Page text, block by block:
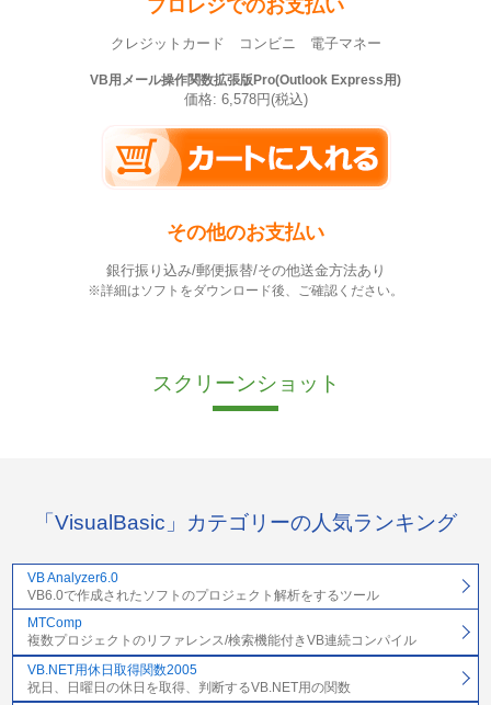
プロレジでのお支払い
クレジットカード コンビニ 電子マネー
VB用メール操作関数拡張版Pro(Outlook Express用)
価格: 6,578円(税込)
その他のお支払い
銀行振り込み/郵便振替/その他送金方法あり
※詳細はソフトをダウンロード後、ご確認ください。
スクリーンショット
「VisualBasic」カテゴリーの人気ランキング
VB Analyzer6.0
VB6.0で作成されたソフトのプロジェクト解析をするツール
MTComp
複数プロジェクトのリファレンス/検索機能付きVB連続コンパイル
VB.NET用休日取得関数2005
祝日、日曜日の休日を取得、判断するVB.NET用の関数